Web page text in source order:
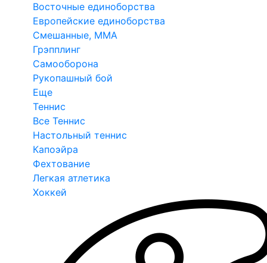
Восточные единоборства
Европейские единоборства
Смешанные, ММА
Грэпплинг
Самооборона
Рукопашный бой
Еще
Теннис
Все Теннис
Настольный теннис
Капоэйра
Фехтование
Легкая атлетика
Хоккей